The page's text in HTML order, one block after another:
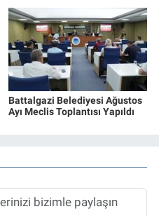
Battalgazi Belediyesi Ağustos
Ayı Meclis Toplantısı Yapıldı